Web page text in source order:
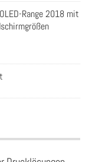
Range 2018 mit